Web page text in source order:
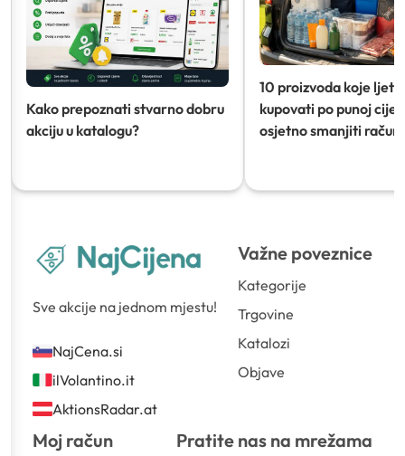
Kako prepoznati stvarno dobru
akciju u katalogu?
10 proizvoda koje ljeti
kupovati po punoj
osjetno smanjiti račun)
Sve akcije na jednom mjestu!
NajCena.si
ilVolantino.it
AktionsRadar.at
Važne poveznice
Kategorije
Trgovine
Katalozi
Objave
Moj račun Pratite nas na mrežama